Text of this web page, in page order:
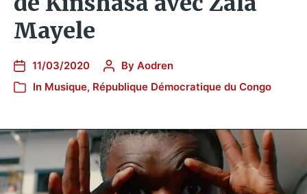
Mayele
11/03/2020 By Aodren
In Musique, République Démocratique du Congo